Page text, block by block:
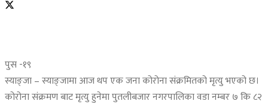
पुस -१९
स्याङ्जा – स्याङ्जामा आज थप एक जना कोरोना संक्रमितको मृत्यु भएको छ।
कोरोना संक्रमण बाट मृत्यु हुनेमा पुतलीबजार नगरपालिका वडा नम्बर ७ कि ८२